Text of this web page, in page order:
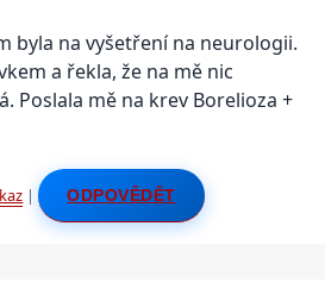
byla na vyšetření na neurologii.
a řekla, že na mě nic
Poslala mě na krev Borelioza +
| ODPOVĚDĚT